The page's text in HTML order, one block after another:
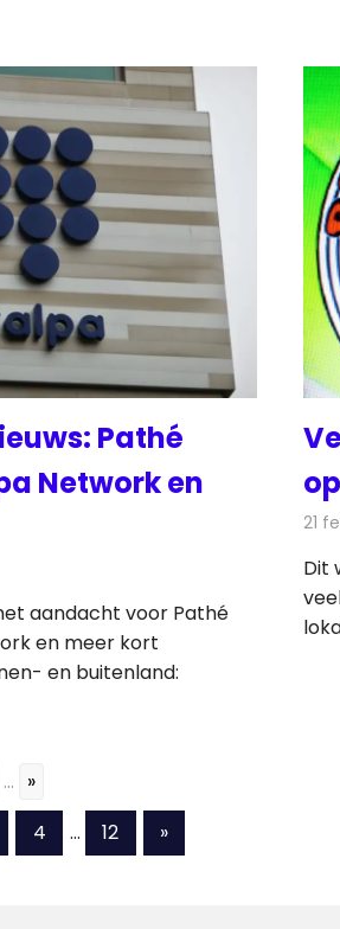
Pathé
Network en
aandacht voor Pathé
en meer kort
en buitenland:
21
Dit
... »
4 … 12
Volgende
berichten
»